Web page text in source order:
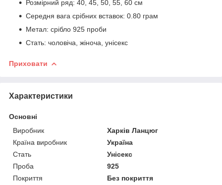
Розмірний ряд: 40, 45, 50, 55, 60 см
Середня вага срібних вставок: 0.80 грам
Метал: срібло 925 проби
Стать: чоловіча, жіноча, унісекс
Приховати
Характеристики
Основні
Виробник
Харків Ланцюг
Країна виробник
Україна
Стать
Унісекс
Проба
925
Покриття
Без покриття